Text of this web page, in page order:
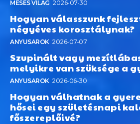
MESÉS VILÁG 2026-07-30
Hogyan válasszunk
négyéves korosztálynak?
ANYUSAROK 2026-07-07
Szupinált vagy
melyikre van szüksége a
ANYUSAROK 2026-06-30
Hogyan válhatnak a
hősei egy születésnapi
főszereplőivé?